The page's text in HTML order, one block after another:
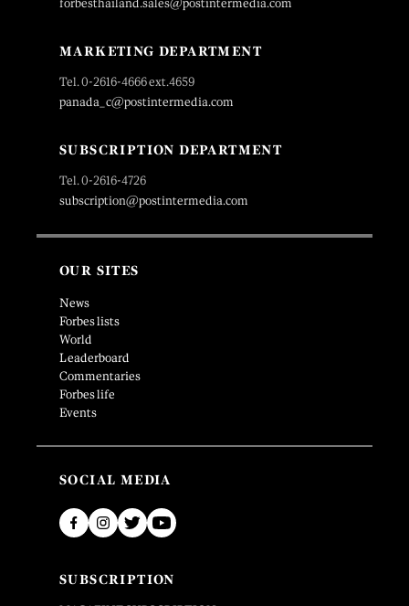
forbesthailand.sales@postintermedia.com
MARKETING DEPARTMENT
Tel. 0-2616-4666 ext.4659
panada_c@postintermedia.com
SUBSCRIPTION DEPARTMENT
Tel. 0-2616-4726
subscription@postintermedia.com
OUR SITES
News
Forbes lists
World
Leaderboard
Commentaries
Forbes life
Events
SOCIAL MEDIA
SUBSCRIPTION